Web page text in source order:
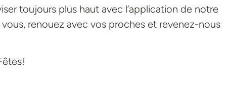
toujours plus haut avec l’application de notre
vous, renouez avec vos proches et revenez-nous